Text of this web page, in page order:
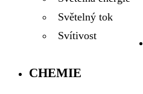
Světelný tok
Svítivost
CHEMIE